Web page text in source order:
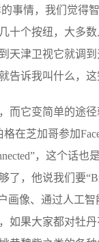
事情，我们觉得
十个按纽，大多
天津卫视它就调
告诉我叫什么，这
而它变简单的途
在芝加哥参加
，这个话
，他说我们要
画像、通过人工
如果大家都对牡